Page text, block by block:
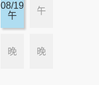
08/19
午
午
晚 晚